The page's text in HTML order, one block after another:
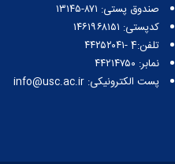
صندوق پستی:‌ ۸۷۱-۱۳۱۴۵
کدپستی: ۱۴۶۱۹۶۸۱۵۱
تلفن:4 -۴۴۲۵۲۰۴۱
نمابر: ۴۴۲۱۴۷۵۰
پست الکترونیکی: info@usc.ac.ir